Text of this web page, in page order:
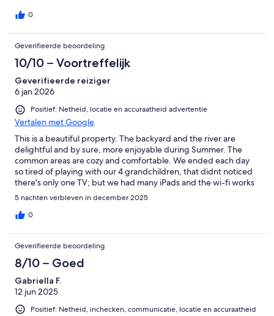
0
Geverifieerde beoordeling
10/10 – Voortreffelijk
Geverifieerde reiziger
6 jan 2026
Positief: Netheid, locatie en accuraatheid advertentie
Vertalen met Google
This is a beautiful property. The backyard and the river are
delightful and by sure, more enjoyable during Summer. The
common areas are cozy and comfortable. We ended each day
so tired of playing with our 4 grandchildren, that didnt noticed
there's only one TV; but we had many iPads and the wi-fi works
perfectly. The only "but" I could point is that the bedrooms are
coming everywhere, so dont forget your sleeping mask. And
wine enthusiasts are aware that drinking wine in plastic cups
spoils the experience.
5 nachten verbleven in december 2025
0
Geverifieerde beoordeling
8/10 – Goed
Gabriella F.
12 jun 2025
Positief: Netheid, inchecken, communicatie, locatie en accuraatheid